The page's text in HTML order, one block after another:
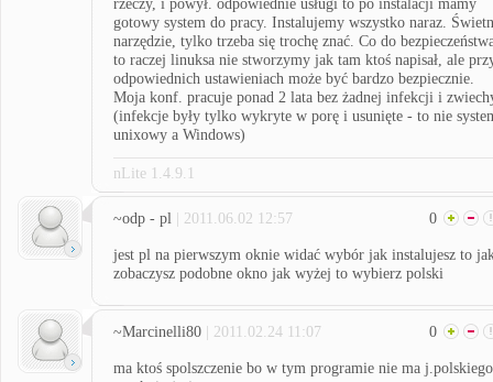
rzeczy, i powył. odpowiednie usługi to po instalacji mamy
gotowy system do pracy. Instalujemy wszystko naraz.
narzędzie, tylko trzeba się trochę znać. Co do
to raczej linuksa nie stworzymy jak tam ktoś napisał, ale
odpowiednich ustawieniach może być bardzo bezpiecznie.
Moja konf. pracuje ponad 2 lata bez żadnej infekcji i
(infekcje były tylko wykryte w porę i usunięte - to nie
unixowy a Windows)
nLite 1.4.9.1
~odp - pl | 2011.06.02 12:57 0
jest pl na pierwszym oknie widać wybór jak instalujesz to
zobaczysz podobne okno jak wyżej to wybierz polski
~Marcinelli80 | 2011.02.24 11:07 0
ma ktoś spolszczenie bo w tym programie nie ma j.polskiego